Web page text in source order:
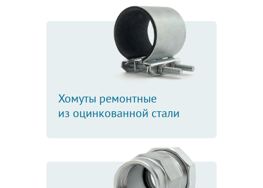
Хомуты ремонтные
из оцинкованной стали